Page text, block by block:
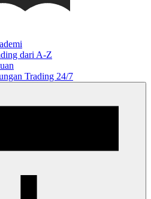
dari A-Z
Trading 24/7